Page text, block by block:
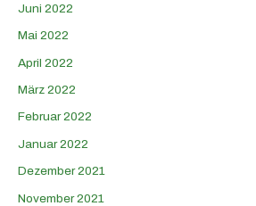
Juni 2022
Mai 2022
April 2022
März 2022
Februar 2022
Januar 2022
Dezember 2021
November 2021